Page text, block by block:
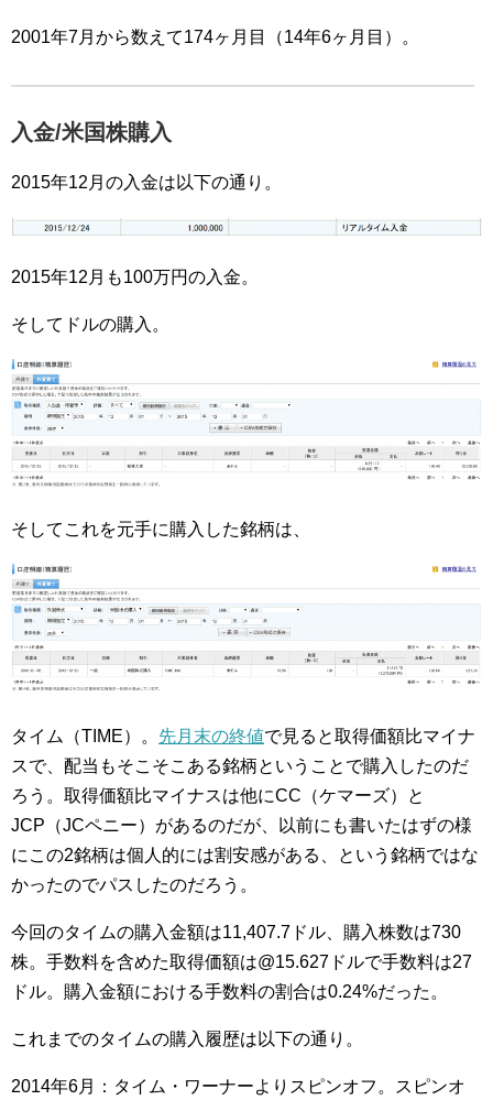
2001年7月から数えて174ヶ月目（14年6ヶ月目）。
入金/米国株購入
2015年12月の入金は以下の通り。
2015年12月も100万円の入金。
そしてドルの購入。
そしてこれを元手に購入した銘柄は、
タイム（TIME）。 先月末の終値で見ると取得価額比マイナ
スで、配当もそこそこある銘柄ということで購入したのだ
ろう。取得価額比マイナスは他にCC（ケマーズ）と
JCP（JCペニー）があるのだが、以前にも書いたはずの様
にこの2銘柄は個人的には割安感がある、という銘柄ではな
かったのでパスしたのだろう。
今回のタイムの購入金額は11,407.7ドル、購入株数は730
株。手数料を含めた取得価額は@15.627ドルで手数料は27
ドル。購入金額における手数料の割合は0.24%だった。
これまでのタイムの購入履歴は以下の通り。
2014年6月：タイム・ワーナーよりスピンオフ。スピンオ